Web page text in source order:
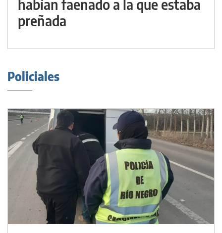
habían faenado a la que estaba
preñada
Policiales